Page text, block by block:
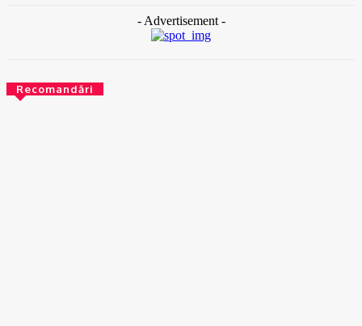
- Advertisement -
Recomandări